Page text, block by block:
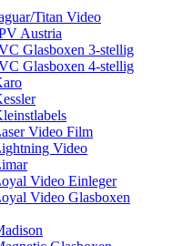
Titan Video
Austria
Glasboxen 3-stellig
Glasboxen 4-stellig
Video Film
Video
Video Einleger
Video Glasboxen